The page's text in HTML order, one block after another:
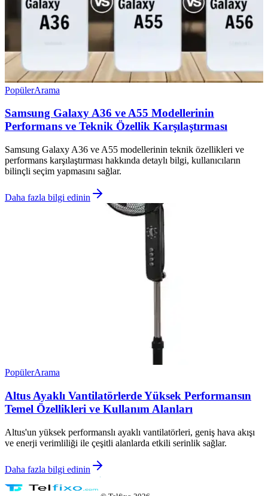
PopülerArama
Samsung Galaxy A36 ve A55 Modellerinin
Performans ve Teknik Özellik Karşılaştırması
Samsung Galaxy A36 ve A55 modellerinin teknik özellikleri ve
performans karşılaştırması hakkında detaylı bilgi, kullanıcıların
bilinçli seçim yapmasını sağlar.
Daha fazla bilgi edinin
PopülerArama
Altus Ayaklı Vantilatörlerde Yüksek Performansın
Temel Özellikleri ve Kullanım Alanları
Altus'un yüksek performanslı ayaklı vantilatörleri, geniş hava akışı
ve enerji verimliliği ile çeşitli alanlarda etkili serinlik sağlar.
Daha fazla bilgi edinin